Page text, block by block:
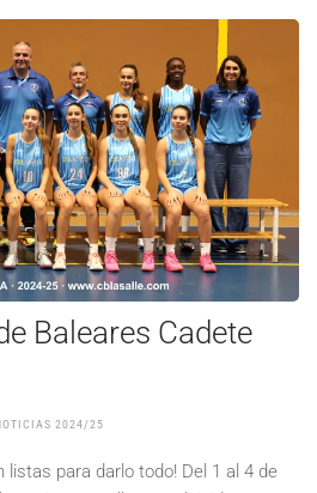
Baleares Cadete
2024/25
listas para darlo todo! Del 1 al 4 de